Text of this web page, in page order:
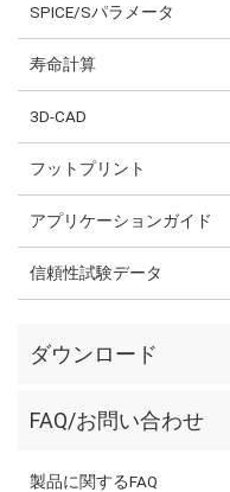
SPICE/Sパラメータ
寿命計算
3D-CAD
フットプリント
アプリケーションガイド
信頼性試験データ
ダウンロード
FAQ/お問い合わせ
製品に関するFAQ